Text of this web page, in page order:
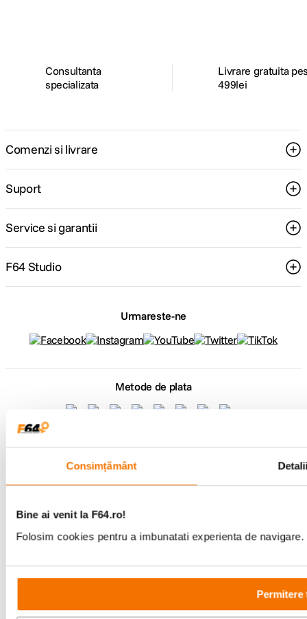
Consimțământ
Bine ai venit la F64.ro!
Folosim cookies pentru a imbunatati experienta de
Permitere
Consultanta
specializata
Livrare gratuita
499lei
Comenzi si livrare
Suport
Service si garantii
F64 Studio
Urmareste-ne
Metode de plata
Program de lucru
09:00 - 21:00
Copyright © F64 2001 - 2026